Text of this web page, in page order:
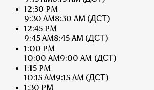
12:30 PM
9:30 AM8:30 AM (ДСТ)
12:45 PM
9:45 AM8:45 AM (ДСТ)
1:00 PM
10:00 AM9:00 AM (ДСТ)
1:15 PM
10:15 AM9:15 AM (ДСТ)
1:30 PM